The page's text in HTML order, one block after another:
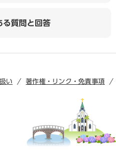
る質問と回答
い
著作権・リンク・免責事項